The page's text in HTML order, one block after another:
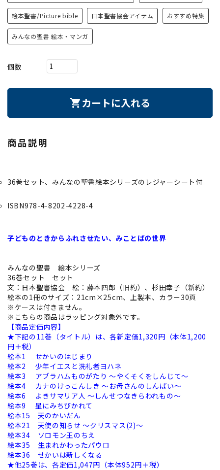
絵本聖書/Picture bible 日本聖書協会アイテム おすすめ特集
みんなの聖書 絵本・マンガ
個数
shopping_cart カートに入れる
商品説明
36巻セット、みんなの聖書絵本シリーズのレジャーシート付
ISBN978-4-8202-4228-4
子どものときからふれさせたい、みことばの世界
みんなの聖書 絵本シリーズ
36巻セット セット
文：日本聖書協会 絵：藤本四郎（旧約）、杉田幸子（新約）
絵本の1冊のサイズ：21cm×25cm、上製本、カラー30頁
※ケースは付きません。
※こちらの商品はラッピング対象外です。
【商品定価内容】
★下記の11巻（タイトル）は、各新定価1,320円（本体1,200
円＋税）
絵本1 せかいのはじまり
絵本2 少年イエスと洗礼者ヨハネ
絵本3 アブラハムものがたり ～やくそくをしんじて～
絵本4 カナのけっこんしき ～お母さんのしんぱい～
絵本6 よきサマリア人 ～しんせつなきらわれもの～
絵本9 星にみちびかれて
絵本15 天のかいだん
絵本21 天使の知らせ ～クリスマス(2)～
絵本34 ソロモン王のちえ
絵本35 生まれかわったパウロ
絵本36 せかいは新しくなる
★他25巻は、各定価1,047円（本体952円＋税）